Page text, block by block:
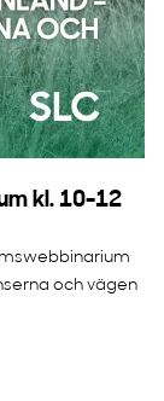
kl. 10-12
och vägen